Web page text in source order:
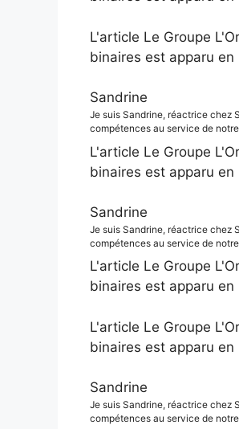
L'article Le Groupe
binaires est apparu
Sandrine
Je suis Sandrine, réactrice chez
compétences au service de
L'article Le Groupe
binaires est apparu
Sandrine
Je suis Sandrine, réactrice chez
compétences au service de
L'article Le Groupe
binaires est apparu
L'article Le Groupe
binaires est apparu
Sandrine
Je suis Sandrine, réactrice chez
compétences au service de